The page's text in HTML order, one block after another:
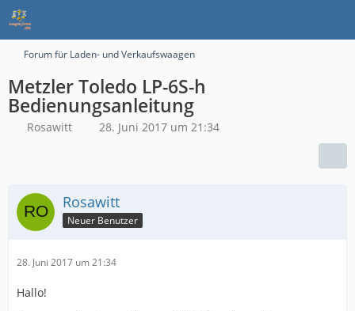
Forum für Laden- und Verkaufswaagen
Metzler Toledo LP-6S-h
Bedienungsanleitung
Rosawitt 28. Juni 2017 um 21:34
Rosawitt
Neuer Benutzer
28. Juni 2017 um 21:34
Hallo!